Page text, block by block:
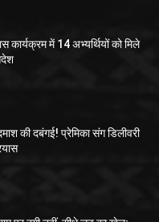
कार्यक्रम में 14 अभ्यर्थियों को मिले
की दबंगई! प्रेमिका संग डिलीवरी